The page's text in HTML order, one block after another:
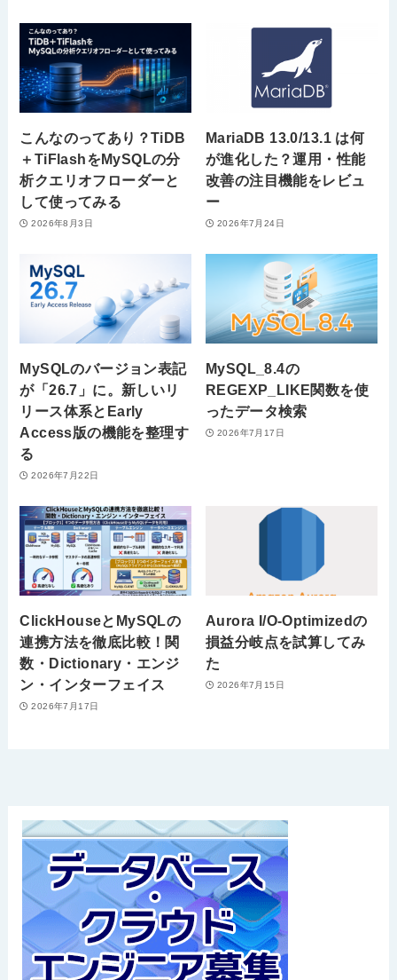
こんなのってあり？TiDB
＋TiFlashをMySQLの分
析クエリオフローダーと
して使ってみる
2026年8月3日
MariaDB 13.0/13.1 は何
が進化した？運用・性能
改善の注目機能をレビュ
ー
2026年7月24日
MySQLのバージョン表記
が「26.7」に。新しいリ
リース体系とEarly
Access版の機能を整理す
る
2026年7月22日
MySQL_8.4の
REGEXP_LIKE関数を使
ったデータ検索
2026年7月17日
ClickHouseとMySQLの
連携方法を徹底比較！関
数・Dictionary・エンジ
ン・インターフェイス
2026年7月17日
Aurora I/O-Optimizedの
損益分岐点を試算してみ
た
2026年7月15日